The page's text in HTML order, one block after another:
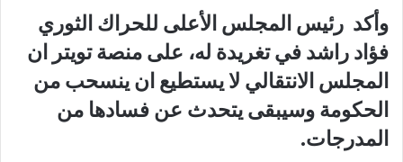
وأكد رئيس المجلس الأعلى للحراك الثوري
فؤاد راشد في تغريدة له، على منصة تويتر ان
المجلس الانتقالي لا يستطيع ان ينسحب من
الحكومة وسيبقى يتحدث عن فسادها من
المدرجات.